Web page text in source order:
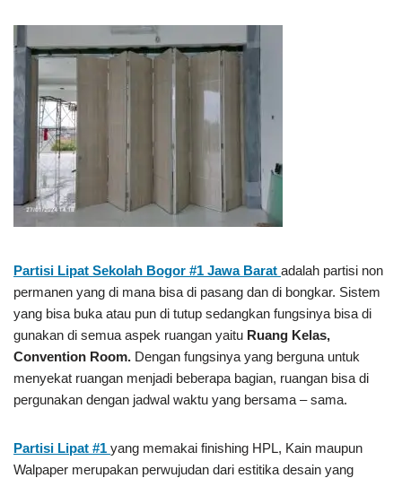
Partisi Lipat Sekolah Bogor #1 Jawa Barat adalah partisi non
permanen yang di mana bisa di pasang dan di bongkar. Sistem
yang bisa buka atau pun di tutup sedangkan fungsinya bisa di
gunakan di semua aspek ruangan yaitu Ruang Kelas,
Convention Room. Dengan fungsinya yang berguna untuk
menyekat ruangan menjadi beberapa bagian, ruangan bisa di
pergunakan dengan jadwal waktu yang bersama – sama.
Partisi Lipat #1 yang memakai finishing HPL, Kain maupun
Walpaper merupakan perwujudan dari estitika desain yang